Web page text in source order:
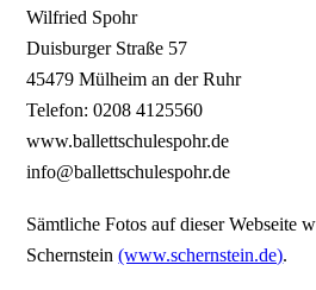
Wilfried Spohr
Duisburger Straße 57
45479 Mülheim an der Ruhr
Telefon: 0208 4125560
www.ballettschulespohr.de
info@ballettschulespohr.de
Sämtliche Fotos auf dieser Webseite
Schernstein(www.schernstein.de).